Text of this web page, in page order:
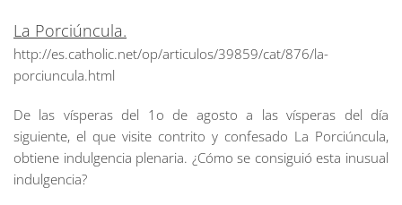
La Porciúncula.
http://es.catholic.net/op/articulos/39859/cat/876/la-
porciuncula.html
De las vísperas del 1o de agosto a las vísperas del día
siguiente, el que visite contrito y confesado La Porciúncula,
obtiene indulgencia plenaria. ¿Cómo se consiguió esta inusual
indulgencia?